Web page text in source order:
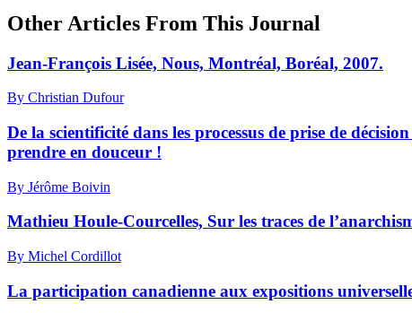
Other Articles From This Journal
Jean-François Lisée, Nous, Montréal, Boréal, 2007.
By Christian Dufour
De la scientificité dans les processus de prise de
prendre en douceur !
By Jérôme Boivin
Mathieu Houle-Courcelles, Sur les traces de
By Michel Cordillot
La participation canadienne aux expositions